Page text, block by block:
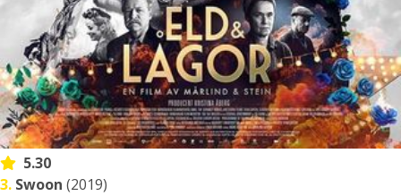
5.30
3. Swoon (2019)